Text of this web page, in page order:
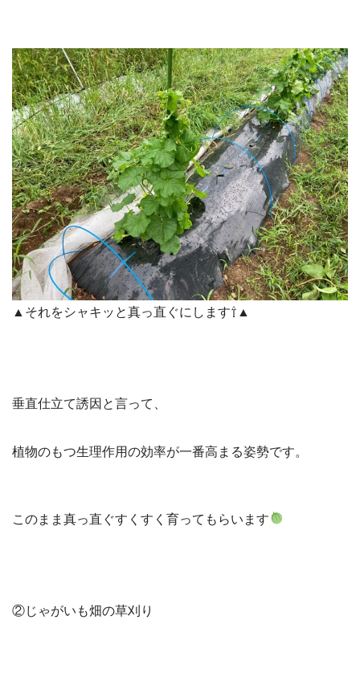
▲それをシャキッと真っ直ぐにします⇧▲
垂直仕立て誘因と言って、
植物のもつ生理作用の効率が一番高まる姿勢です。
このまま真っ直ぐすくすく育ってもらいます
②じゃがいも畑の草刈り